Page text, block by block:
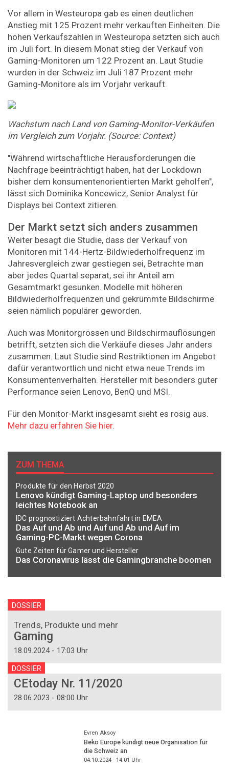
Vor allem in Westeuropa gab es einen deutlichen
Anstieg mit 125 Prozent mehr verkauften Einheiten. Die
hohen Verkaufszahlen in Westeuropa setzten sich auch
im Juli fort. In diesem Monat stieg der Verkauf von
Gaming-Monitoren um 122 Prozent an. Laut Studie
wurden in der Schweiz im Juli 187 Prozent mehr
Gaming-Monitore als im Vorjahr verkauft.
Wachstum nach Land von Gaming-Monitor-Verkäufen
im Vergleich zum Vorjahr. (Source: Context)
"Während wirtschaftliche Herausforderungen die
Nachfrage beeinträchtigt haben, hat der Lockdown
bisher dem konsumentenorientierten Markt geholfen",
lässt sich Dominika Koncewicz, Senior Analyst für
Displays bei Context zitieren.
Der Markt setzt sich anders zusammen
Weiter besagt die Studie, dass der Verkauf von
Monitoren mit 144-Hertz-Bildwiederholfrequenz im
Jahresvergleich zwar gestiegen sei, Betrachte man
aber jedes Quartal separat, sei ihr Anteil am
Gesamtmarkt gesunken. Modelle mit höheren
Bildwiederholfrequenzen und gekrümmte Bildschirme
seien nämlich populärer geworden.
Auch was Monitorgrössen und Bildschirmauflösungen
betrifft, setzten sich die Verkäufe dieses Jahr anders
zusammen. Laut Studie sind Restriktionen im Angebot
dafür verantwortlich und nicht etwa neue Trends im
Konsumentenverhalten. Hersteller mit besonders guter
Performance seien Lenovo, BenQ und MSI.
Für den Monitor-Markt insgesamt sieht es rosig aus.
Mehr dazu erfahren Sie hier.
ZUM THEMA
Produkte für den Herbst 2020
Lenovo kündigt Gaming-Laptop und besonders
leichtes Notebook an
IDC prognostiziert Achterbahnfahrt in EMEA
Das Auf und Ab und Auf und Ab und Auf im
Gaming-PC-Markt wegen Corona
Gute Zeiten für Gamer und Hersteller
Das Coronavirus lässt die Gamingbranche boomen
DOSSIER
Trends, Produkte und mehr
Gaming
18.09.2024 - 17:03 Uhr
DOSSIER
CEtoday Nr. 11/2020
28.06.2023 - 08:00 Uhr
Evren Aksoy
Beko Europe kündigt neue Organisation für
die Schweiz an
04.10.2024 - 14:01 Uhr